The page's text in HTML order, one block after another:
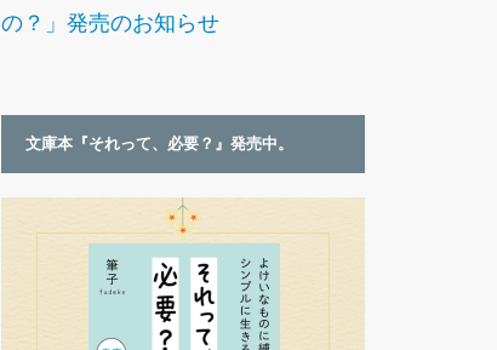
の？」発売のお知らせ
文庫本『それって、必要？』発売中。